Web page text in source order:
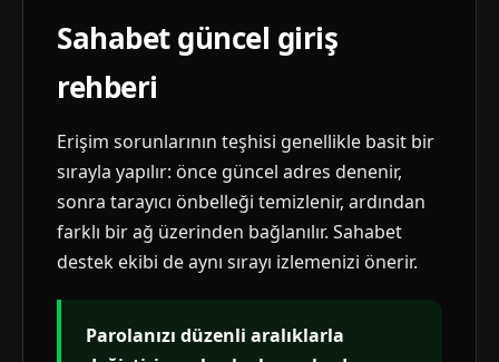
Sahabet güncel giriş
rehberi
Erişim sorunlarının teşhisi genellikle basit bir
sırayla yapılır: önce güncel adres denenir,
sonra tarayıcı önbelleği temizlenir, ardından
farklı bir ağ üzerinden bağlanılır. Sahabet
destek ekibi de aynı sırayı izlemenizi önerir.
Parolanızı düzenli aralıklarla